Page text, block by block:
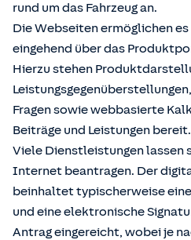
rund um das Fahrzeug an.
Die Webseiten ermöglichen
eingehend über das
Hierzu stehen
Fragen sowie webbasierte
Beiträge und Leistungen bereit.
Viele Dienstleistungen lassen
Internet beantragen. Der
beinhaltet typischerweise
und eine elektronische
Antrag eingereicht, wobei je